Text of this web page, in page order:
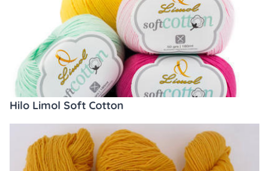
Hilo Limol Soft Cotton